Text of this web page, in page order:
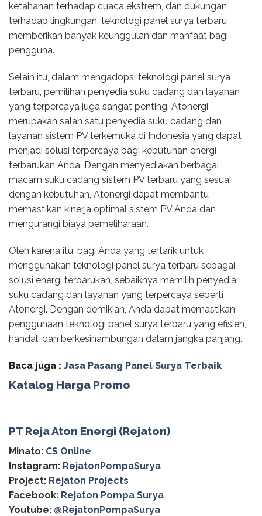
ketahanan terhadap cuaca ekstrem, dan dukungan
terhadap lingkungan, teknologi panel surya terbaru
memberikan banyak keunggulan dan manfaat bagi
pengguna.
Selain itu, dalam mengadopsi teknologi panel surya
terbaru, pemilihan penyedia suku cadang dan layanan
yang terpercaya juga sangat penting. Atonergi
merupakan salah satu penyedia suku cadang dan
layanan sistem PV terkemuka di Indonesia yang dapat
menjadi solusi terpercaya bagi kebutuhan energi
terbarukan Anda. Dengan menyediakan berbagai
macam suku cadang sistem PV terbaru yang sesuai
dengan kebutuhan, Atonergi dapat membantu
memastikan kinerja optimal sistem PV Anda dan
mengurangi biaya pemeliharaan.
Oleh karena itu, bagi Anda yang tertarik untuk
menggunakan teknologi panel surya terbaru sebagai
solusi energi terbarukan, sebaiknya memilih penyedia
suku cadang dan layanan yang terpercaya seperti
Atonergi. Dengan demikian, Anda dapat memastikan
penggunaan teknologi panel surya terbaru yang efisien,
handal, dan berkesinambungan dalam jangka panjang.
Baca juga : Jasa Pasang Panel Surya Terbaik
Katalog Harga Promo
PT Reja Aton Energi (Rejaton)
Minato: CS Online
Instagram: RejatonPompaSurya
Project: Rejaton Projects
Facebook: Rejaton Pompa Surya
Youtube: @RejatonPompaSurya